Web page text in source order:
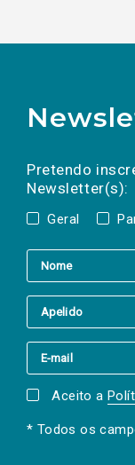
Pretendo
Newsletter(s):
Geral
a(s)
mail
Aceito a
* Todos os